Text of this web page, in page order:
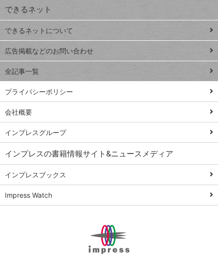
close
閉じ
る
連載
Excel Q&A
トイアンナ流仕
事術
PowerAutomate
ではじめる業務
の完全自動化
AI議事録作成術
Windows 11
Q&A
Teams踏み込み
活用術
Excel講師の仕事
術
できるネット
できるネットについて
広告掲載などのお問い合わせ
全記事一覧
プライバシーポリシー
会社概要
インプレスグループ
インプレスの書籍情報サイト&ニュースメディア
インプレスブックス
Impress Watch